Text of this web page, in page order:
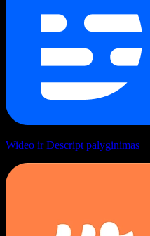
Wideo ir Descript palyginimas